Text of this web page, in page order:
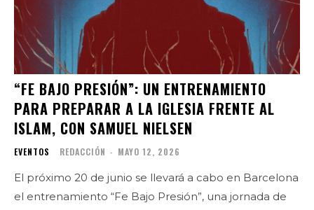
“FE BAJO PRESIÓN”: UN ENTRENAMIENTO
PARA PREPARAR A LA IGLESIA FRENTE AL
ISLAM, CON SAMUEL NIELSEN
EVENTOS REDACCIÓN - MAYO 12, 2026
El próximo 20 de junio se llevará a cabo en Barcelona
el entrenamiento “Fe Bajo Presión”, una jornada de